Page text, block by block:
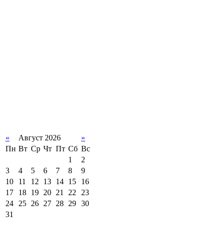
« Август 2026
»
Пн Вт Ср Чт Пт Сб Вс
1
2
3
4 5 6 7 8
9
10
11 12 13 14 15
16
17
18 19 20 21 22 23
24 25 26 27 28 29 30
31